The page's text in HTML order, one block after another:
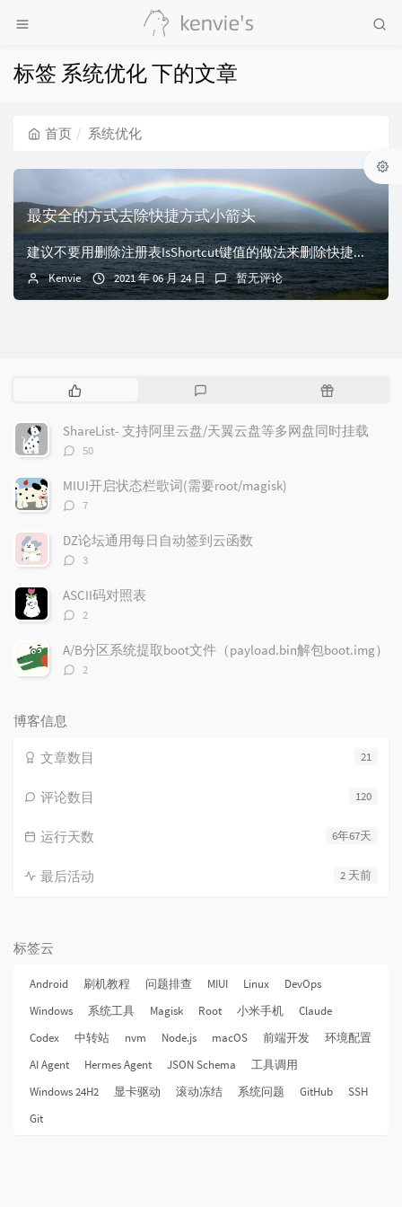
标签 系统优化 下的文章
首页 系统优化
最安全的方式去除快捷方式小箭头
建议不要用删除注册表IsShortcut键值的做法来删除快捷方式箭头，这样会导致出现很多问题（已亲身体验过，不要问我有多烦）。包括Win+X菜单打不开，右...
Kenvie 2021 年 06 月 24 日 暂无评论
热
文
章
评
随
文
ShareList- 支持阿里云盘/天翼云盘等多网盘同时挂载
评
数：
50
MIUI开启状态栏歌词(需要root/magisk)
评
数：
7
DZ论坛通用每日自动签到云函数
评
数：
3
ASCII码对照表
评
数：
2
A/B分区系统提取boot文件（payload.bin解包boot.img）
评
2
博客信息
21
文章数目
120
评论数目
6年67天
运行天数
2 天前
最后活动
标签云
Android 刷机教程 问题排查 MIUI Linux
DevOps
Windows
系统工具 Magisk Root 小米手机
Claude
Codex
中转站 nvm Node.js macOS 前端开发
环境配置
AI Agent
Hermes Agent JSON Schema
工具调用
Windows 24H2
显卡驱动 滚动冻结 系统问题 GitHub
SSH
Git